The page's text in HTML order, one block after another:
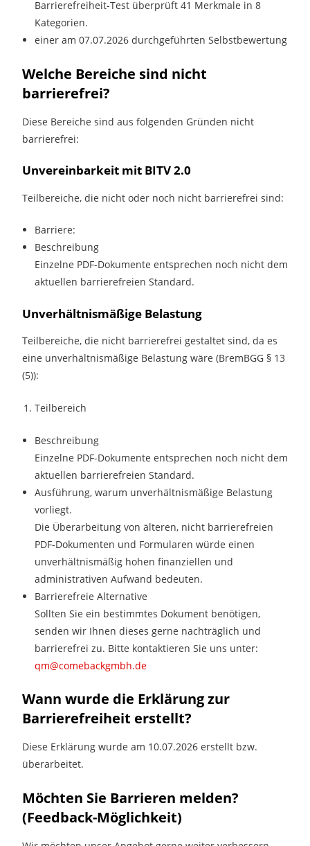
Barrierefreiheit-Test überprüft 41 Merkmale in 8
Kategorien.
einer am 07.07.2026 durchgeführten Selbstbewertung
Welche Bereiche sind nicht
barrierefrei?
Diese Bereiche sind aus folgenden Gründen nicht
barrierefrei:
Unvereinbarkeit mit BITV 2.0
Teilbereiche, die nicht oder noch nicht barrierefrei sind:
Barriere:
Beschreibung
Einzelne PDF-Dokumente entsprechen noch nicht dem
aktuellen barrierefreien Standard.
Unverhältnismäßige Belastung
Teilbereiche, die nicht barrierefrei gestaltet sind, da es
eine unverhältnismäßige Belastung wäre (BremBGG § 13
(5)):
Teilbereich
Beschreibung
Einzelne PDF-Dokumente entsprechen noch nicht dem
aktuellen barrierefreien Standard.
Ausführung, warum unverhältnismäßige Belastung
vorliegt.
Die Überarbeitung von älteren, nicht barrierefreien
PDF-Dokumenten und Formularen würde einen
unverhältnismäßig hohen finanziellen und
administrativen Aufwand bedeuten.
Barrierefreie Alternative
Sollten Sie ein bestimmtes Dokument benötigen,
senden wir Ihnen dieses gerne nachträglich und
barrierefrei zu. Bitte kontaktieren Sie uns unter:
qm@comebackgmbh.de
Wann wurde die Erklärung zur
Barrierefreiheit erstellt?
Diese Erklärung wurde am 10.07.2026 erstellt bzw.
überarbeitet.
Möchten Sie Barrieren melden?
(Feedback-Möglichkeit)